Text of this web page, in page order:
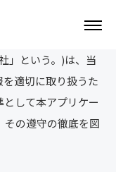
」という。)は、当
適切に取り扱うた
して本アプリケー
その遵守の徹底を図